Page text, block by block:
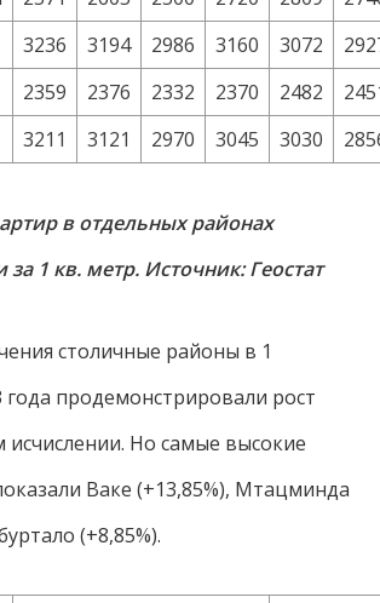
3236 3194 2986 3160 3072
2359 2376 2332 2370 2482
3211 3121 2970 3045 3030
в отдельных районах
за 1 кв. метр. Источник: Геостат
столичные районы в 1
года продемонстрировали рост
исчислении. Но самые высокие
Ваке (+13,85%), Мтацминда
(+8,85%).